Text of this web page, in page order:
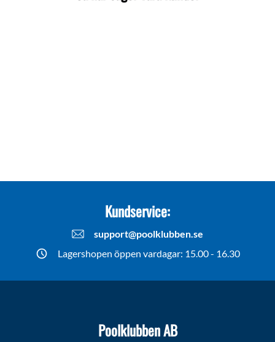
Kundservice:
support@poolklubben.se
Lagershopen öppen vardagar: 15.00 - 16.30
Poolklubben AB